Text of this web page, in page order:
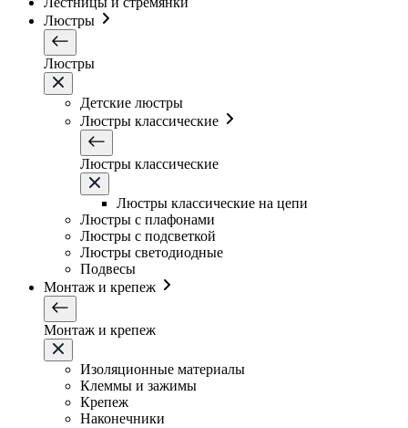
Люстры
Люстры
Детские люстры
Люстры классические
Люстры классические
Люстры классические на цепи
Люстры с плафонами
Люстры с подсветкой
Люстры светодиодные
Подвесы
Монтаж и крепеж
Монтаж и крепеж
Изоляционные материалы
Клеммы и зажимы
Крепеж
Наконечники